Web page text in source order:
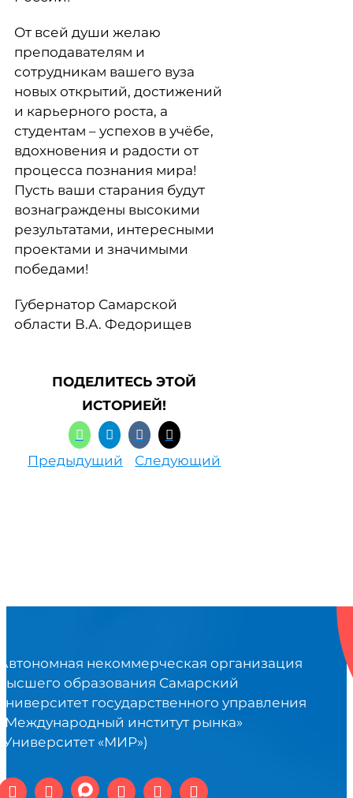
От всей души желаю
преподавателям и
сотрудникам вашего вуза
новых открытий, достижений
и карьерного роста, а
студентам – успехов в учёбе,
вдохновения и радости от
процесса познания мира!
Пусть ваши старания будут
вознаграждены высокими
результатами, интересными
проектами и значимыми
победами!
Губернатор Самарской
области В.А. Федорищев
ПОДЕЛИТЕСЬ ЭТОЙ
ИСТОРИЕЙ!
Предыдущий Следующий
некоммерческая организация
образования Самарский
государственного управления
институт рынка»
«МИР»)